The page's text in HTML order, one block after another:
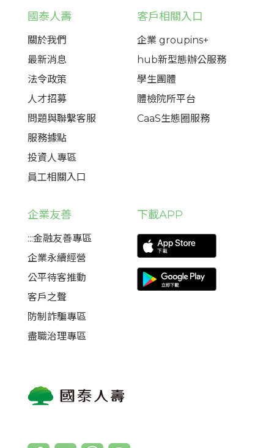
國泰人壽
關於我們
最新消息
法令政策
人才招募
問題與聯繫客服
服務據點
投資人專區
員工相關入口
客戶相關入口
企業 groupins+
hub新型態辦公服務
學生團體
體檢院所平台
CaaS生態圈服務
企業友善
:::金融友善專區
企業永續經營
公平待客推動
客戶之聲
防制詐騙專區
盡職治理專區
下載APP